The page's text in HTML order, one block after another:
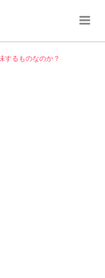
するものなのか？